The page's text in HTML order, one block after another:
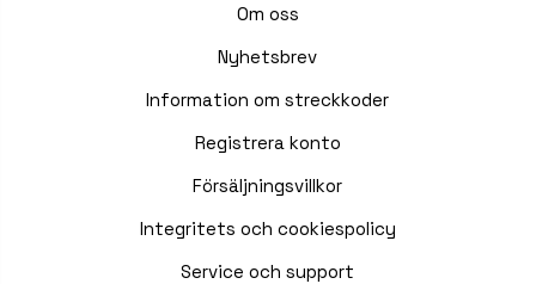
Om oss
Nyhetsbrev
Information om streckkoder
Registrera konto
Försäljningsvillkor
Integritets och cookiespolicy
Service och support